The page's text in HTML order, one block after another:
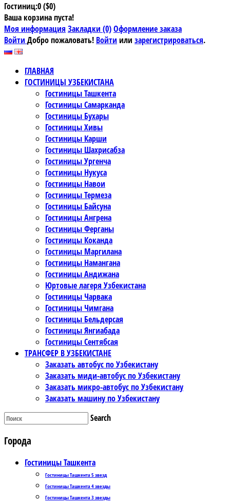
Гостиниц:0 ($0)
Ваша корзина пуста!
Моя информация Закладки (0)Оформление заказа
Войти Добро пожаловать! Войти или зарегистрироваться.
ГЛАВНАЯ
ГОСТИНИЦЫ УЗБЕКИСТАНА
Гостиницы Ташкента
Гостиницы Самарканда
Гостиницы Бухары
Гостиницы Хивы
Гостиницы Карши
Гостиницы Шахрисабза
Гостиницы Ургенча
Гостиницы Нукуса
Гостиницы Навои
Гостиницы Термеза
Гостиницы Байсуна
Гостиницы Ангрена
Гостиницы Ферганы
Гостиницы Коканда
Гостиницы Маргилана
Гостиницы Намангана
Гостиницы Андижана
Юртовые лагеря Узбекистана
Гостиницы Чарвака
Гостиницы Чимгана
Гостиницы Бельдерсая
Гостиницы Янгиабада
Гостиницы Сентябсая
ТРАНСФЕР В УЗБЕКИСТАНЕ
Заказать автобус по Узбекистану
Заказать миди-автобус по Узбекистану
Заказать микро-автобус по Узбекистану
Заказать машину по Узбекистану
Search
Города
Гостиницы Ташкента
Гостиницы Ташкента 5 звезд
Гостиницы Ташкента 4 звезды
Гостиницы Ташкента 3 звезды